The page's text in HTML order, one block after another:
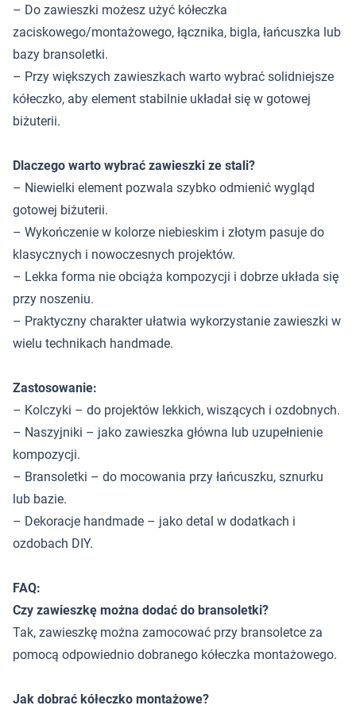
– Do zawieszki możesz użyć kółeczka
zaciskowego/montażowego, łącznika, bigla, łańcuszka lub
bazy bransoletki.
– Przy większych zawieszkach warto wybrać solidniejsze
kółeczko, aby element stabilnie układał się w gotowej
biżuterii.
Dlaczego warto wybrać zawieszki ze stali?
– Niewielki element pozwala szybko odmienić wygląd
gotowej biżuterii.
– Wykończenie w kolorze niebieskim i złotym pasuje do
klasycznych i nowoczesnych projektów.
– Lekka forma nie obciąża kompozycji i dobrze układa się
przy noszeniu.
– Praktyczny charakter ułatwia wykorzystanie zawieszki w
wielu technikach handmade.
Zastosowanie:
– Kolczyki – do projektów lekkich, wiszących i ozdobnych.
– Naszyjniki – jako zawieszka główna lub uzupełnienie
kompozycji.
– Bransoletki – do mocowania przy łańcuszku, sznurku
lub bazie.
– Dekoracje handmade – jako detal w dodatkach i
ozdobach DIY.
FAQ:
Czy zawieszkę można dodać do bransoletki?
Tak, zawieszkę można zamocować przy bransoletce za
pomocą odpowiednio dobranego kółeczka montażowego.
Jak dobrać kółeczko montażowe?